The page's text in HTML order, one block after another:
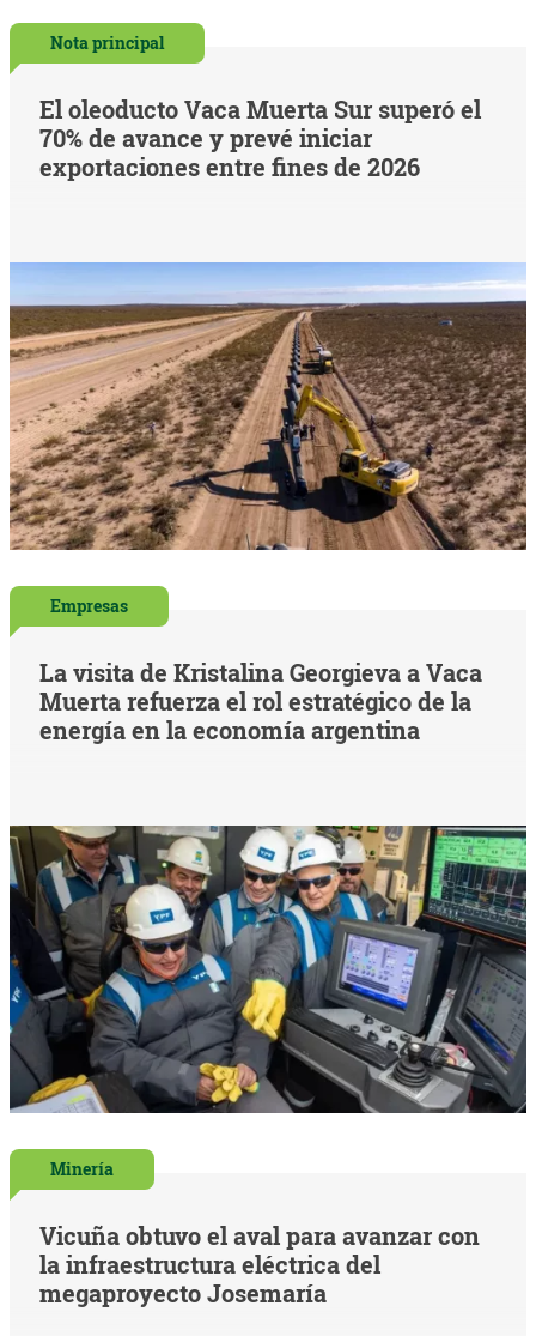
Nota principal
El oleoducto Vaca Muerta Sur superó el
70% de avance y prevé iniciar
exportaciones entre fines de 2026
Empresas
La visita de Kristalina Georgieva a Vaca
Muerta refuerza el rol estratégico de la
energía en la economía argentina
Minería
Vicuña obtuvo el aval para avanzar con
la infraestructura eléctrica del
megaproyecto Josemaría